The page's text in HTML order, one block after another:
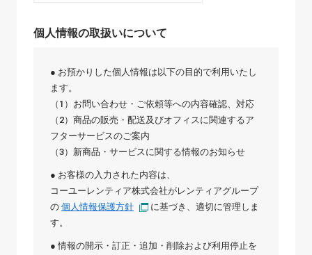
個人情報の取扱いについて
● お預かりした個人情報は以下の目的で利用いたし
ます。
（1）お問い合わせ・ご依頼等への内容確認、対応
（2）商品の販売・配送及びオフィスに関連するア
フターサービスのご案内
（3）新商品・サービスに関する情報のお知らせ
● お客様の入力された内容は、
コーユーレンティア株式会社がレンティアグループ
の 個人情報保護方針
に基づき、適切に管理しま
す。
● 情報の開示・訂正・追加・削除および利用停止を